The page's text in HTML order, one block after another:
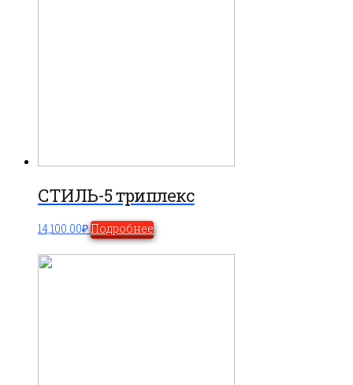
СТИЛЬ-5 триплекс
14,100.00₽ Подробнее